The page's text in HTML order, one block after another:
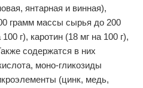
янтарная и винная),
грамм массы сырья до 200
г), каротин (18 мг на 100 г),
содержатся в них
моно-гликозиды
(цинк, медь,